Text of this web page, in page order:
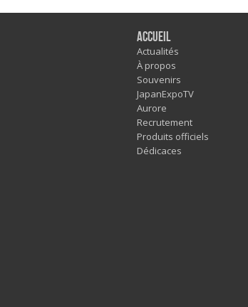
Accueil
Actualités
À propos
Souvenirs
JapanExpoTV
Aurore
Recrutement
Produits officiels
Dédicaces